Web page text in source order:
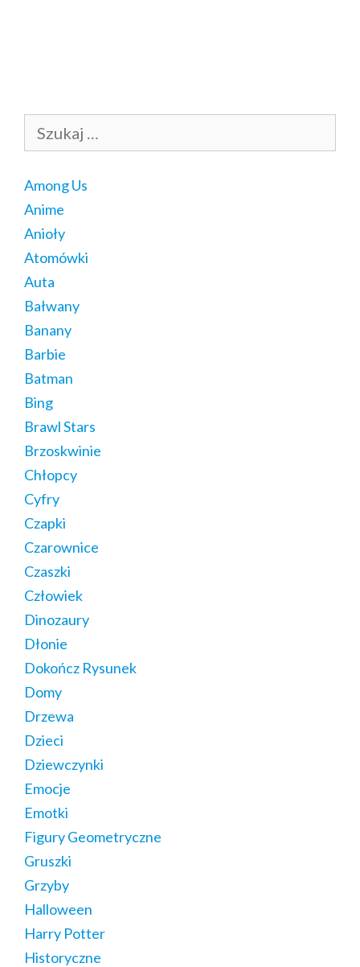
Among Us
Anime
Anioły
Atomówki
Auta
Bałwany
Banany
Barbie
Batman
Bing
Brawl Stars
Brzoskwinie
Chłopcy
Cyfry
Czapki
Czarownice
Czaszki
Człowiek
Dinozaury
Dłonie
Dokończ Rysunek
Domy
Drzewa
Dzieci
Dziewczynki
Emocje
Emotki
Figury Geometryczne
Gruszki
Grzyby
Halloween
Harry Potter
Historyczne